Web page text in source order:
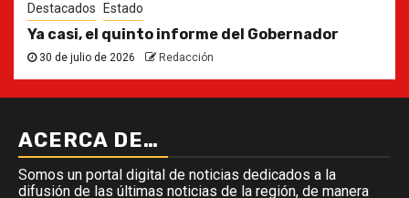
Destacados Estado
Ya casi, el quinto informe del Gobernador
30 de julio de 2026 Redacción
ACERCA DE…
Somos un portal digital de noticias dedicados a la
difusión de las últimas noticias de la región, de manera